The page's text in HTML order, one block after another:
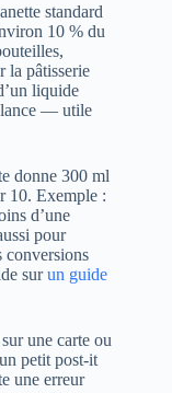
standard
10 % du
la pâtisserie
liquide
— utile
donne 300 ml
10. Exemple :
d’une
pour
conversions
surun guide
une carte ou
petit post-it
une erreur